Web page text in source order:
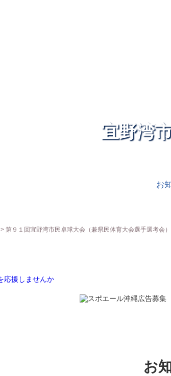
宜野湾
お
> 第９１回宜野湾市民卓球大会（兼県民体育大会選手選考会
お